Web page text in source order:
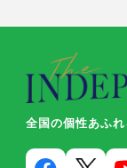
全国の個性あふ